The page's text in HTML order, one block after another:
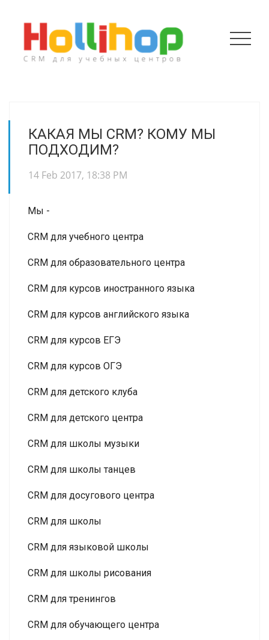
КАКАЯ МЫ CRM? КОМУ МЫ
ПОДХОДИМ?
14 Feb 2017, 18:38 PM
Мы -
CRM для учебного центра
CRM для образовательного центра
CRM для курсов иностранного языка
CRM для курсов английского языка
CRM для курсов ЕГЭ
CRM для курсов ОГЭ
CRM для детского клуба
CRM для детского центра
CRM для школы музыки
CRM для школы танцев
CRM для досугового центра
CRM для школы
CRM для языковой школы
CRM для школы рисования
CRM для тренингов
CRM для обучающего центра